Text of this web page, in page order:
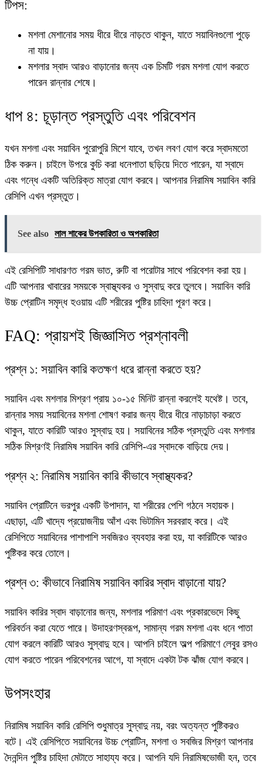
টিপস:
মশলা মেশানোর সময় ধীরে ধীরে নাড়তে থাকুন, যাতে সয়াবিনগুলো পুড়ে
না যায়।
মশলার স্বাদ আরও বাড়ানোর জন্য এক চিমটি গরম মশলা যোগ করতে
পারেন রান্নার শেষে।
ধাপ ৪: চূড়ান্ত প্রস্তুতি এবং পরিবেশন
যখন মশলা এবং সয়াবিন পুরোপুরি মিশে যাবে, তখন লবণ যোগ করে স্বাদমতো
ঠিক করুন। চাইলে উপরে কুচি করা ধনেপাতা ছড়িয়ে দিতে পারেন, যা স্বাদে
এবং গন্ধে একটি অতিরিক্ত মাত্রা যোগ করবে। আপনার নিরামিষ সয়াবিন কারি
রেসিপি এখন প্রস্তুত।
See also লাল শাকের উপকারিতা ও অপকারিতা
এই রেসিপিটি সাধারণত গরম ভাত, রুটি বা পরোটার সাথে পরিবেশন করা হয়।
এটি আপনার খাবারের সময়কে স্বাস্থ্যকর ও সুস্বাদু করে তুলবে। সয়াবিন কারি
উচ্চ প্রোটিন সমৃদ্ধ হওয়ায় এটি শরীরের পুষ্টির চাহিদা পূরণ করে।
FAQ: প্রায়শই জিজ্ঞাসিত প্রশ্নাবলী
প্রশ্ন ১: সয়াবিন কারি কতক্ষণ ধরে রান্না করতে হয়?
সয়াবিন এবং মশলার মিশ্রণ প্রায় ১০-১৫ মিনিট রান্না করলেই যথেষ্ট। তবে,
রান্নার সময় সয়াবিনের মশলা শোষণ করার জন্য ধীরে ধীরে নাড়াচাড়া করতে
থাকুন, যাতে কারিটি আরও সুস্বাদু হয়। সয়াবিনের সঠিক প্রস্তুতি এবং মশলার
সঠিক মিশ্রণই নিরামিষ সয়াবিন কারি রেসিপি-এর স্বাদকে বাড়িয়ে দেয়।
প্রশ্ন ২: নিরামিষ সয়াবিন কারি কীভাবে স্বাস্থ্যকর?
সয়াবিন প্রোটিনে ভরপুর একটি উপাদান, যা শরীরের পেশি গঠনে সহায়ক।
এছাড়া, এটি খাদ্যে প্রয়োজনীয় আঁশ এবং ভিটামিন সরবরাহ করে। এই
রেসিপিতে সয়াবিনের পাশাপাশি সবজিরও ব্যবহার করা হয়, যা কারিটিকে আরও
পুষ্টিকর করে তোলে।
প্রশ্ন ৩: কীভাবে নিরামিষ সয়াবিন কারির স্বাদ বাড়ানো যায়?
সয়াবিন কারির স্বাদ বাড়ানোর জন্য, মশলার পরিমাণ এবং প্রকারভেদে কিছু
পরিবর্তন করা যেতে পারে। উদাহরণস্বরূপ, সামান্য গরম মশলা এবং ধনে পাতা
যোগ করলে কারিটি আরও সুস্বাদু হবে। আপনি চাইলে অল্প পরিমাণে লেবুর রসও
যোগ করতে পারেন পরিবেশনের আগে, যা স্বাদে একটা টক ঝাঁজ যোগ করবে।
উপসংহার
নিরামিষ সয়াবিন কারি রেসিপি শুধুমাত্র সুস্বাদু নয়, বরং অত্যন্ত পুষ্টিকরও
বটে। এই রেসিপিতে সয়াবিনের উচ্চ প্রোটিন, মশলা ও সবজির মিশ্রণ আপনার
দৈনন্দিন পুষ্টির চাহিদা মেটাতে সাহায্য করে। আপনি যদি নিরামিষভোজী হন, তবে